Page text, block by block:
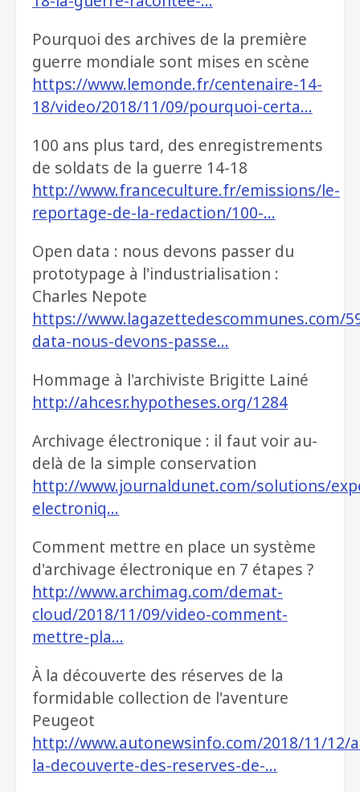
Pourquoi des archives de la première
guerre mondiale sont mises en scène
https://www.lemonde.fr/centenaire-14-
18/video/2018/11/09/pourquoi-certa…
100 ans plus tard, des enregistrements
de soldats de la guerre 14-18
http://www.franceculture.fr/emissions/le-
reportage-de-la-redaction/100-…
Open data : nous devons passer du
prototypage à l'industrialisation :
Charles Nepote
https://www.lagazettedescommunes.com/
data-nous-devons-passe…
Hommage à l'archiviste Brigitte Lainé
http://ahcesr.hypotheses.org/1284
Archivage électronique : il faut voir au-
delà de la simple conservation
http://www.journaldunet.com/solutions/
electroniq…
Comment mettre en place un système
d'archivage électronique en 7 étapes ?
http://www.archimag.com/demat-
cloud/2018/11/09/video-comment-
mettre-pla…
À la découverte des réserves de la
formidable collection de l'aventure
Peugeot
http://www.autonewsinfo.com/2018/11/12/
la-decouverte-des-reserves-de-…